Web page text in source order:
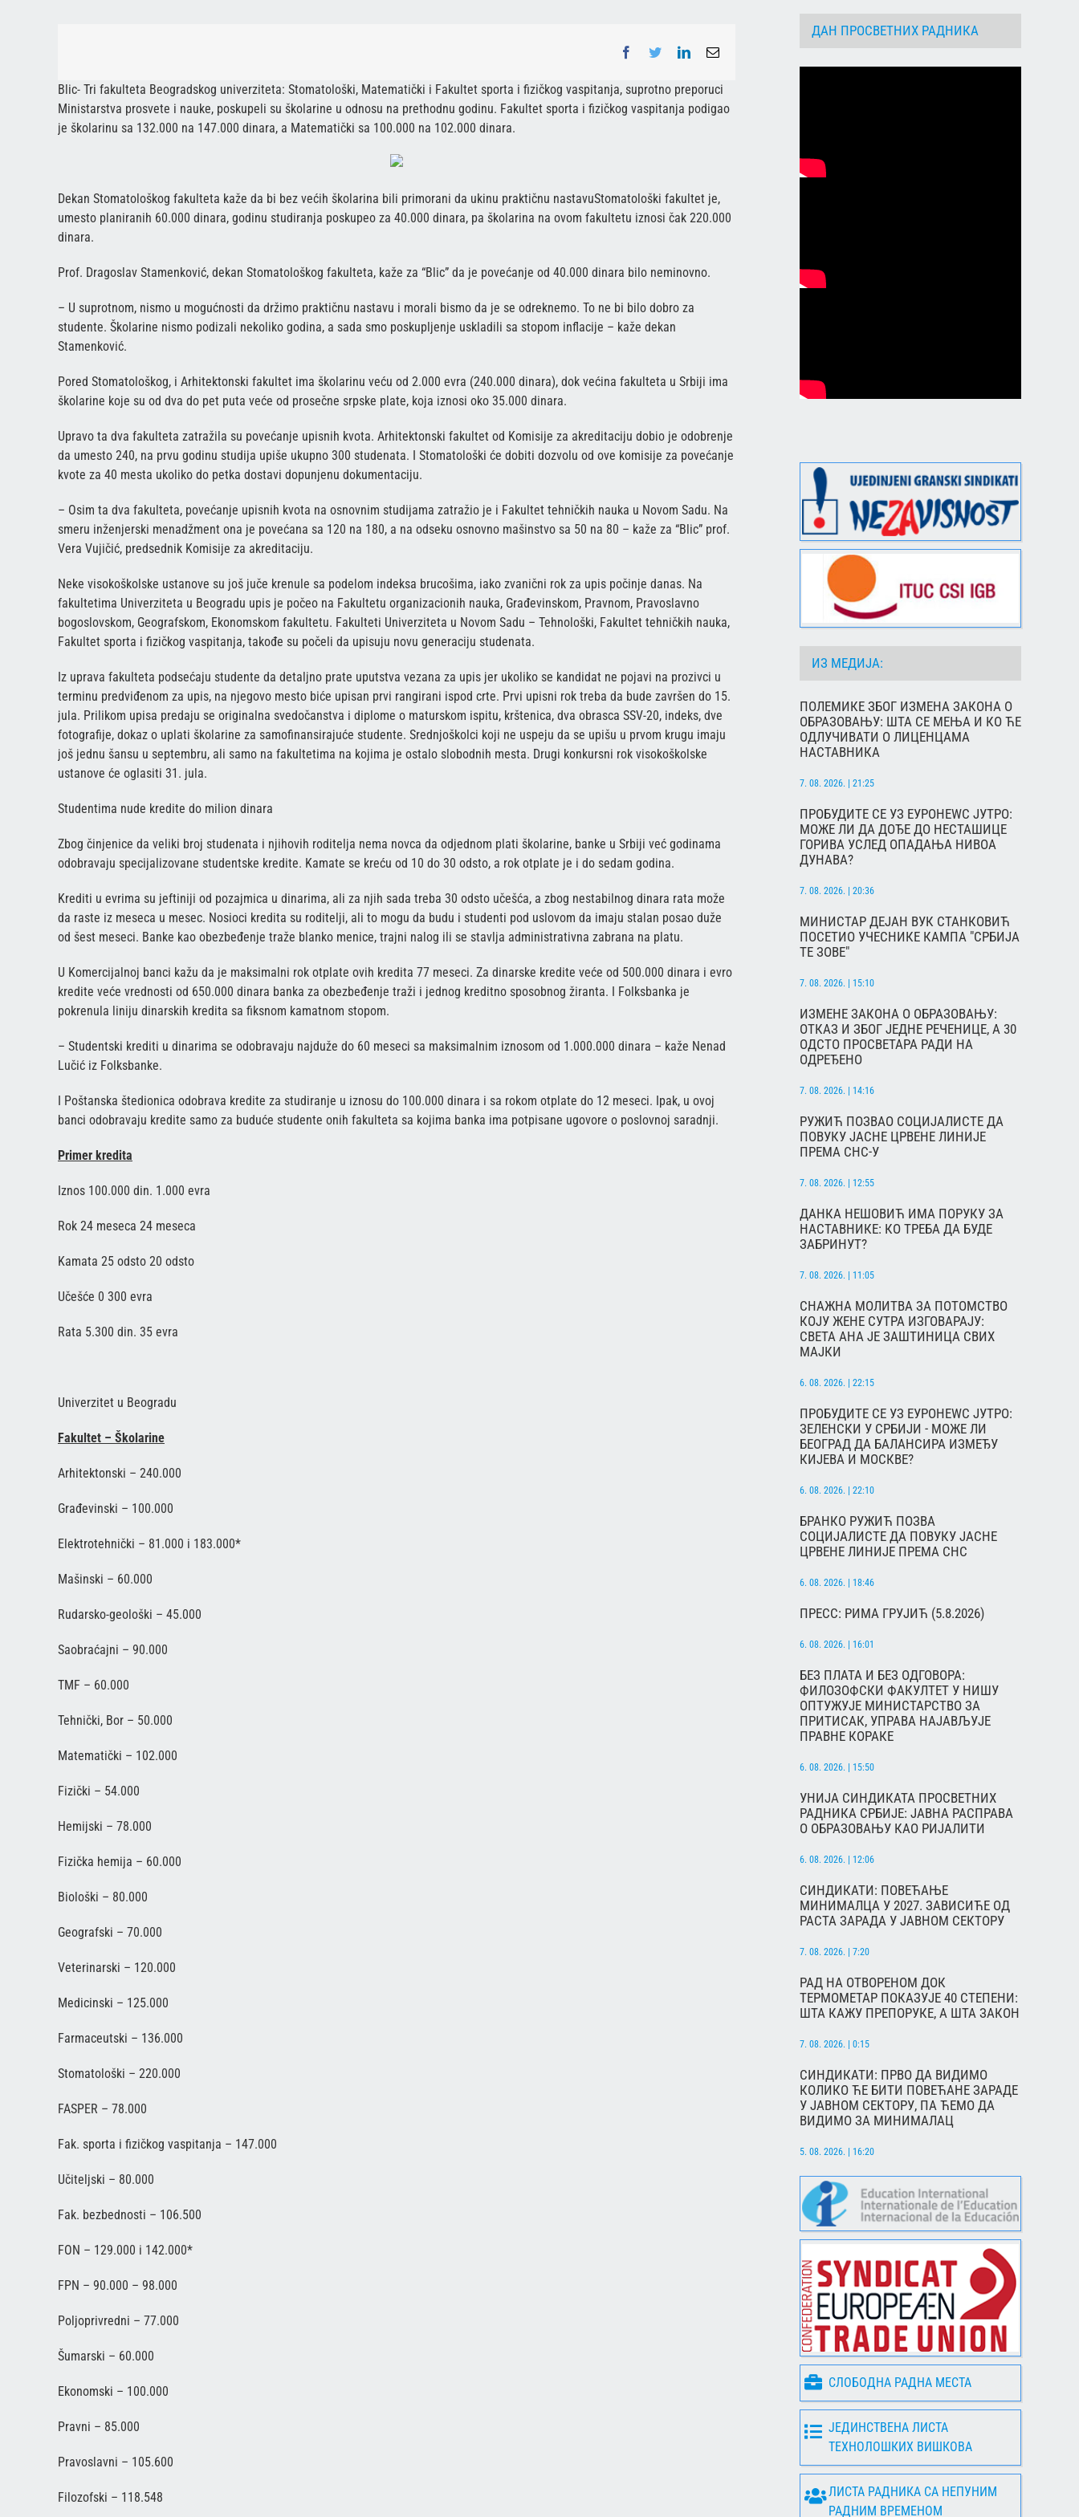
Facebook
TwitterLinkedInEmail
Blic- Tri fakulteta Beogradskog univerziteta: Stomatološki, Matematički i Fakultet sporta i fizičkog vaspitanja, suprotno preporuci
Ministarstva prosvete i nauke, poskupeli su školarine u odnosu na prethodnu godinu. Fakultet sporta i fizičkog vaspitanja podigao
je školarinu sa 132.000 na 147.000 dinara, a Matematički sa 100.000 na 102.000 dinara.
Dekan Stomatološkog fakulteta kaže da bi bez većih školarina bili primorani da ukinu praktičnu nastavuStomatološki fakultet je,
umesto planiranih 60.000 dinara, godinu studiranja poskupeo za 40.000 dinara, pa školarina na ovom fakultetu iznosi čak 220.000
dinara.
Prof. Dragoslav Stamenković, dekan Stomatološkog fakulteta, kaže za “Blic” da je povećanje od 40.000 dinara bilo neminovno.
– U suprotnom, nismo u mogućnosti da držimo praktičnu nastavu i morali bismo da je se odreknemo. To ne bi bilo dobro za
studente. Školarine nismo podizali nekoliko godina, a sada smo poskupljenje uskladili sa stopom inflacije – kaže dekan
Stamenković.
Pored Stomatološkog, i Arhitektonski fakultet ima školarinu veću od 2.000 evra (240.000 dinara), dok većina fakulteta u Srbiji ima
školarine koje su od dva do pet puta veće od prosečne srpske plate, koja iznosi oko 35.000 dinara.
Upravo ta dva fakulteta zatražila su povećanje upisnih kvota. Arhitektonski fakultet od Komisije za akreditaciju dobio je odobrenje
da umesto 240, na prvu godinu studija upiše ukupno 300 studenata. I Stomatološki će dobiti dozvolu od ove komisije za povećanje
kvote za 40 mesta ukoliko do petka dostavi dopunjenu dokumentaciju.
– Osim ta dva fakulteta, povećanje upisnih kvota na osnovnim studijama zatražio je i Fakultet tehničkih nauka u Novom Sadu. Na
smeru inženjerski menadžment ona je povećana sa 120 na 180, a na odseku osnovno mašinstvo sa 50 na 80 – kaže za “Blic” prof.
Vera Vujičić, predsednik Komisije za akreditaciju.
Neke visokoškolske ustanove su još juče krenule sa podelom indeksa brucošima, iako zvanični rok za upis počinje danas. Na
fakultetima Univerziteta u Beogradu upis je počeo na Fakultetu organizacionih nauka, Građevinskom, Pravnom, Pravoslavno
bogoslovskom, Geografskom, Ekonomskom fakultetu. Fakulteti Univerziteta u Novom Sadu – Tehnološki, Fakultet tehničkih nauka,
Fakultet sporta i fizičkog vaspitanja, takođe su počeli da upisuju novu generaciju studenata.
Iz uprava fakulteta podsećaju studente da detaljno prate uputstva vezana za upis jer ukoliko se kandidat ne pojavi na prozivci u
terminu predviđenom za upis, na njegovo mesto biće upisan prvi rangirani ispod crte. Prvi upisni rok treba da bude završen do 15.
jula. Prilikom upisa predaju se originalna svedočanstva i diplome o maturskom ispitu, krštenica, dva obrasca SSV-20, indeks, dve
fotografije, dokaz o uplati školarine za samofinansirajuće studente. Srednjoškolci koji ne uspeju da se upišu u prvom krugu imaju
još jednu šansu u septembru, ali samo na fakultetima na kojima je ostalo slobodnih mesta. Drugi konkursni rok visokoškolske
ustanove će oglasiti 31. jula.
Studentima nude kredite do milion dinara
Zbog činjenice da veliki broj studenata i njihovih roditelja nema novca da odjednom plati školarine, banke u Srbiji već godinama
odobravaju specijalizovane studentske kredite. Kamate se kreću od 10 do 30 odsto, a rok otplate je i do sedam godina.
Krediti u evrima su jeftiniji od pozajmica u dinarima, ali za njih sada treba 30 odsto učešća, a zbog nestabilnog dinara rata može
da raste iz meseca u mesec. Nosioci kredita su roditelji, ali to mogu da budu i studenti pod uslovom da imaju stalan posao duže
od šest meseci. Banke kao obezbeđenje traže blanko menice, trajni nalog ili se stavlja administrativna zabrana na platu.
U Komercijalnoj banci kažu da je maksimalni rok otplate ovih kredita 77 meseci. Za dinarske kredite veće od 500.000 dinara i evro
kredite veće vrednosti od 650.000 dinara banka za obezbeđenje traži i jednog kreditno sposobnog žiranta. I Folksbanka je
pokrenula liniju dinarskih kredita sa fiksnom kamatnom stopom.
– Studentski krediti u dinarima se odobravaju najduže do 60 meseci sa maksimalnim iznosom od 1.000.000 dinara – kaže Nenad
Lučić iz Folksbanke.
I Poštanska štedionica odobrava kredite za studiranje u iznosu do 100.000 dinara i sa rokom otplate do 12 meseci. Ipak, u ovoj
banci odobravaju kredite samo za buduće studente onih fakulteta sa kojima banka ima potpisane ugovore o poslovnoj saradnji.
Primer kredita
Iznos 100.000 din. 1.000 evra
Rok 24 meseca 24 meseca
Kamata 25 odsto 20 odsto
Učešće 0 300 evra
Rata 5.300 din. 35 evra
Univerzitet u Beogradu
Fakultet – Školarine
Arhitektonski – 240.000
Građevinski – 100.000
Elektrotehnički – 81.000 i 183.000*
Mašinski – 60.000
Rudarsko-geološki – 45.000
Saobraćajni – 90.000
TMF – 60.000
Tehnički, Bor – 50.000
Matematički – 102.000
Fizički – 54.000
Hemijski – 78.000
Fizička hemija – 60.000
Biološki – 80.000
Geografski – 70.000
Veterinarski – 120.000
Medicinski – 125.000
Farmaceutski – 136.000
Stomatološki – 220.000
FASPER – 78.000
Fak. sporta i fizičkog vaspitanja – 147.000
Učiteljski – 80.000
Fak. bezbednosti – 106.500
FON – 129.000 i 142.000*
FPN – 90.000 – 98.000
Poljoprivredni – 77.000
Šumarski – 60.000
Ekonomski – 100.000
Pravni – 85.000
Pravoslavni – 105.600
Filozofski – 118.548
ДАН ПРОСВЕТНИХ РАДНИКА
ИЗ МЕДИЈА:
ПОЛЕМИКЕ ЗБОГ ИЗМЕНА ЗАКОНА О
ОБРАЗОВАЊУ: ШТА СЕ МЕЊА И КО ЋЕ
ОДЛУЧИВАТИ О ЛИЦЕНЦАМА
НАСТАВНИКА
7. 08. 2026. | 21:25
ПРОБУДИТЕ СЕ УЗ ЕУРОНЕWС ЈУТРО:
МОЖЕ ЛИ ДА ДОЂЕ ДО НЕСТАШИЦЕ
ГОРИВА УСЛЕД ОПАДАЊА НИВОА
ДУНАВА?
7. 08. 2026. | 20:36
МИНИСТАР ДЕЈАН ВУК СТАНКОВИЋ
ПОСЕТИО УЧЕСНИКЕ КАМПА "СРБИЈА
ТЕ ЗОВЕ"
7. 08. 2026. | 15:10
ИЗМЕНЕ ЗАКОНА О ОБРАЗОВАЊУ:
ОТКАЗ И ЗБОГ ЈЕДНЕ РЕЧЕНИЦЕ, А 30
ОДСТО ПРОСВЕТАРА РАДИ НА
ОДРЕЂЕНО
7. 08. 2026. | 14:16
РУЖИЋ ПОЗВАО СОЦИЈАЛИСТЕ ДА
ПОВУКУ ЈАСНЕ ЦРВЕНЕ ЛИНИЈЕ
ПРЕМА СНС-У
7. 08. 2026. | 12:55
ДАНКА НЕШОВИЋ ИМА ПОРУКУ ЗА
НАСТАВНИКЕ: КО ТРЕБА ДА БУДЕ
ЗАБРИНУТ?
7. 08. 2026. | 11:05
СНАЖНА МОЛИТВА ЗА ПОТОМСТВО
КОЈУ ЖЕНЕ СУТРА ИЗГОВАРАЈУ:
СВЕТА АНА ЈЕ ЗАШТИНИЦА СВИХ
МАЈКИ
6. 08. 2026. | 22:15
ПРОБУДИТЕ СЕ УЗ ЕУРОНЕWС ЈУТРО:
ЗЕЛЕНСКИ У СРБИЈИ - МОЖЕ ЛИ
БЕОГРАД ДА БАЛАНСИРА ИЗМЕЂУ
КИЈЕВА И МОСКВЕ?
6. 08. 2026. | 22:10
БРАНКО РУЖИЋ ПОЗВА
СОЦИЈАЛИСТЕ ДА ПОВУКУ ЈАСНЕ
ЦРВЕНЕ ЛИНИЈЕ ПРЕМА СНС
6. 08. 2026. | 18:46
ПРЕСС: РИМА ГРУЈИЋ (5.8.2026)
6. 08. 2026. | 16:01
БЕЗ ПЛАТА И БЕЗ ОДГОВОРА:
ФИЛОЗОФСКИ ФАКУЛТЕТ У НИШУ
ОПТУЖУЈЕ МИНИСТАРСТВО ЗА
ПРИТИСАК, УПРАВА НАЈАВЉУЈЕ
ПРАВНЕ КОРАКЕ
6. 08. 2026. | 15:50
УНИЈА СИНДИКАТА ПРОСВЕТНИХ
РАДНИКА СРБИЈЕ: ЈАВНА РАСПРАВА
О ОБРАЗОВАЊУ КАО РИЈАЛИТИ
6. 08. 2026. | 12:06
СИНДИКАТИ: ПОВЕЋАЊЕ
МИНИМАЛЦА У 2027. ЗАВИСИЋЕ ОД
РАСТА ЗАРАДА У ЈАВНОМ СЕКТОРУ
7. 08. 2026. | 7:20
РАД НА ОТВОРЕНОМ ДОК
ТЕРМОМЕТАР ПОКАЗУЈЕ 40 СТЕПЕНИ:
ШТА КАЖУ ПРЕПОРУКЕ, А ШТА ЗАКОН
7. 08. 2026. | 0:15
СИНДИКАТИ: ПРВО ДА ВИДИМО
КОЛИКО ЋЕ БИТИ ПОВЕЋАНЕ ЗАРАДЕ
У ЈАВНОМ СЕКТОРУ, ПА ЋЕМО ДА
ВИДИМО ЗА МИНИМАЛАЦ
5. 08. 2026. | 16:20
СЛОБОДНА РАДНА МЕСТА
ЈЕДИНСТВЕНА ЛИСТА
ТЕХНОЛОШКИХ ВИШКОВА
ЛИСТА РАДНИКА СА НЕПУНИМ
РАДНИМ ВРЕМЕНОМ